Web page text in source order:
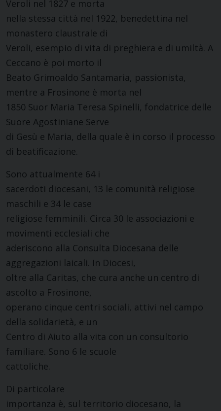
Veroli nel 1827 e morta
nella stessa città nel 1922, benedettina nel
monastero claustrale di
Veroli, esempio di vita di preghiera e di umiltà. A
Ceccano è poi morto il
Beato Grimoaldo Santamaria, passionista,
mentre a Frosinone è morta nel
1850 Suor Maria Teresa Spinelli, fondatrice delle
Suore Agostiniane Serve
di Gesù e Maria, della quale è in corso il processo
di beatificazione.
Sono attualmente 64 i
sacerdoti diocesani, 13 le comunità religiose
maschili e 34 le case
religiose femminili. Circa 30 le associazioni e
movimenti ecclesiali che
aderiscono alla Consulta Diocesana delle
aggregazioni laicali. In Diocesi,
oltre alla Caritas, che cura anche un centro di
ascolto a Frosinone,
operano cinque centri sociali, attivi nel campo
della solidarietà, e un
Centro di Aiuto alla vita con un consultorio
familiare. Sono 6 le scuole
cattoliche.
Di particolare
importanza è, sul territorio diocesano, la